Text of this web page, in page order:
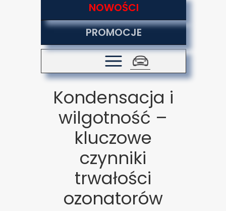
NOWOŚCI
PROMOCJE
Kondensacja i
wilgotność –
kluczowe
czynniki
trwałości
ozonatorów